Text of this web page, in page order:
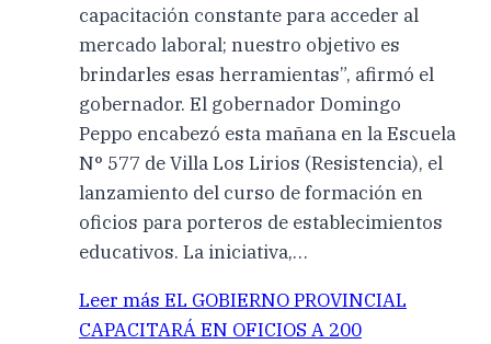
capacitación constante para acceder al
mercado laboral; nuestro objetivo es
brindarles esas herramientas”, afirmó el
gobernador. El gobernador Domingo
Peppo encabezó esta mañana en la Escuela
N° 577 de Villa Los Lirios (Resistencia), el
lanzamiento del curso de formación en
oficios para porteros de establecimientos
educativos. La iniciativa,…
Leer más EL GOBIERNO PROVINCIAL
CAPACITARÁ EN OFICIOS A 200